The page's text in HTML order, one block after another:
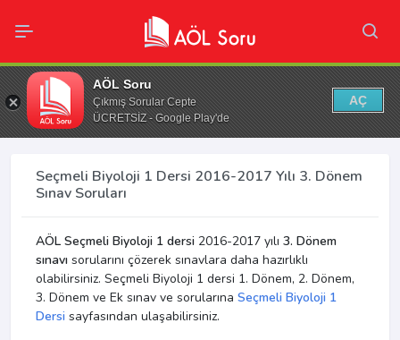
AÖL Soru
Çıkmış Sorular Cepte
ÜCRETSİZ - Google Play'de
AÇ
Seçmeli Biyoloji 1 Dersi 2016-2017 Yılı 3. Dönem
Sınav Soruları
AÖL Seçmeli Biyoloji 1 dersi 2016-2017 yılı 3. Dönem
sınavı sorularını çözerek sınavlara daha hazırlıklı
olabilirsiniz. Seçmeli Biyoloji 1 dersi 1. Dönem, 2. Dönem,
3. Dönem ve Ek sınav ve sorularına Seçmeli Biyoloji 1
Dersi sayfasından ulaşabilirsiniz.